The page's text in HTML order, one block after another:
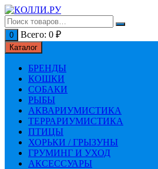
Перейти
к
содержимому
0 Всего: 0 ₽
Каталог
БРЕНДЫ
КОШКИ
СОБАКИ
РЫБЫ
АКВАРИУМИСТИКА
ТЕРРАРИУМИСТИКА
ПТИЦЫ
ХОРЬКИ / ГРЫЗУНЫ
ГРУМИНГ И УХОД
АКСЕССУАРЫ